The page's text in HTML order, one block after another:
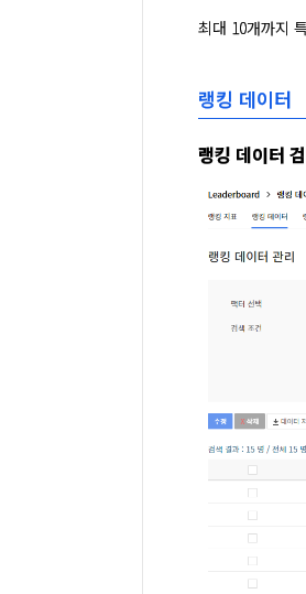
최대 10개까지
랭킹 데이터
랭킹 데이터